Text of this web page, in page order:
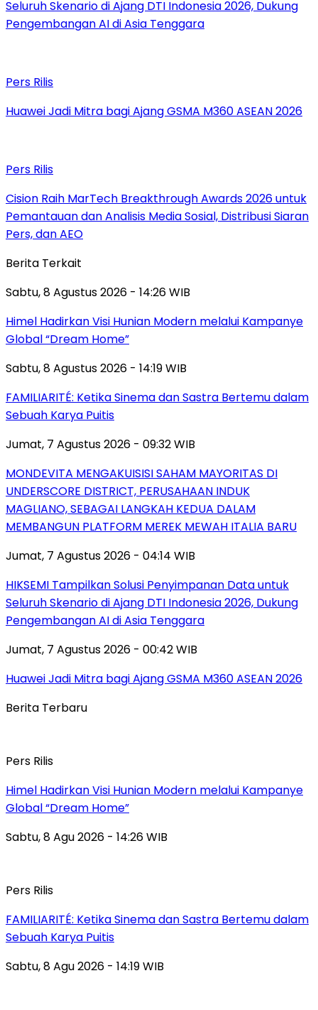
Seluruh Skenario di Ajang DTI Indonesia 2026, Dukung
Pengembangan AI di Asia Tenggara
Pers Rilis
Huawei Jadi Mitra bagi Ajang GSMA M360 ASEAN 2026
Pers Rilis
Cision Raih MarTech Breakthrough Awards 2026 untuk
Pemantauan dan Analisis Media Sosial, Distribusi Siaran
Pers, dan AEO
Berita Terkait
Sabtu, 8 Agustus 2026 - 14:26 WIB
Himel Hadirkan Visi Hunian Modern melalui Kampanye
Global “Dream Home”
Sabtu, 8 Agustus 2026 - 14:19 WIB
FAMILIARITÉ: Ketika Sinema dan Sastra Bertemu dalam
Sebuah Karya Puitis
Jumat, 7 Agustus 2026 - 09:32 WIB
MONDEVITA MENGAKUISISI SAHAM MAYORITAS DI
UNDERSCORE DISTRICT, PERUSAHAAN INDUK
MAGLIANO, SEBAGAI LANGKAH KEDUA DALAM
MEMBANGUN PLATFORM MEREK MEWAH ITALIA BARU
Jumat, 7 Agustus 2026 - 04:14 WIB
HIKSEMI Tampilkan Solusi Penyimpanan Data untuk
Seluruh Skenario di Ajang DTI Indonesia 2026, Dukung
Pengembangan AI di Asia Tenggara
Jumat, 7 Agustus 2026 - 00:42 WIB
Huawei Jadi Mitra bagi Ajang GSMA M360 ASEAN 2026
Berita Terbaru
Pers Rilis
Himel Hadirkan Visi Hunian Modern melalui Kampanye
Global “Dream Home”
Sabtu, 8 Agu 2026 - 14:26 WIB
Pers Rilis
FAMILIARITÉ: Ketika Sinema dan Sastra Bertemu dalam
Sebuah Karya Puitis
Sabtu, 8 Agu 2026 - 14:19 WIB